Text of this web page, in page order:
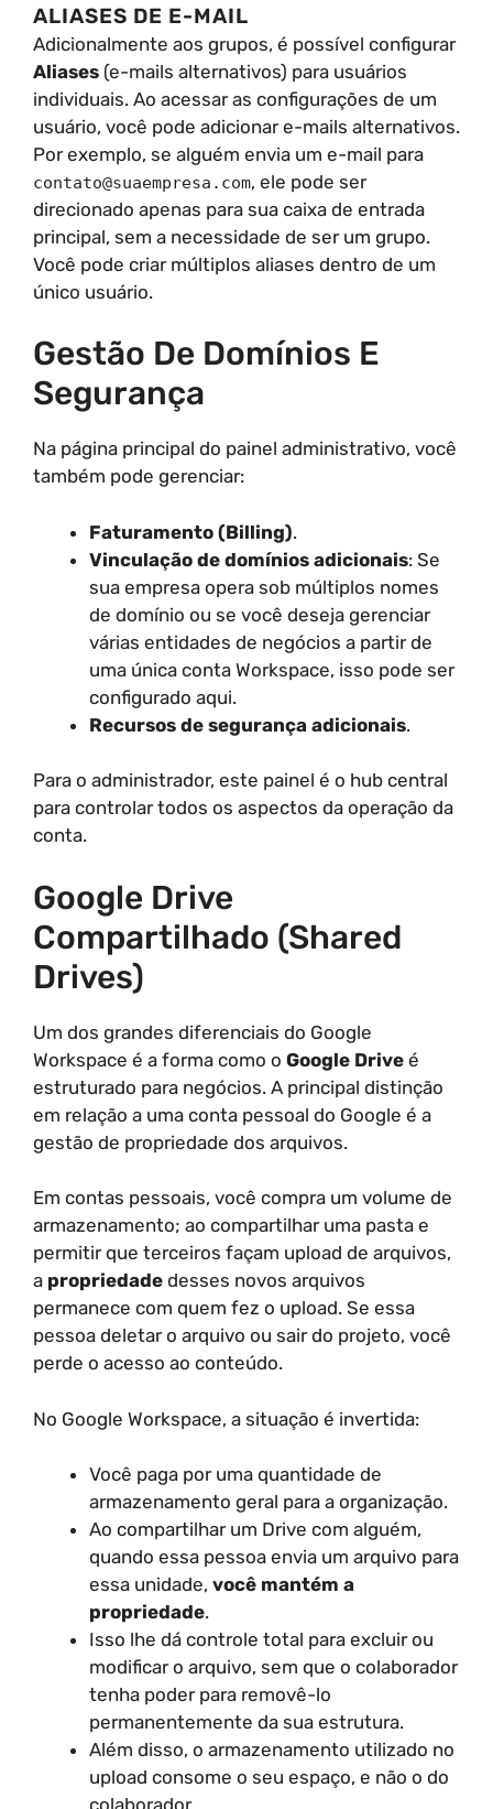
ALIASES DE E-MAIL
Adicionalmente aos grupos, é possível configurar
Aliases (e-mails alternativos) para usuários
individuais. Ao acessar as configurações de um
usuário, você pode adicionar e-mails alternativos.
Por exemplo, se alguém envia um e-mail para
contato@suaempresa.com, ele pode ser
direcionado apenas para sua caixa de entrada
principal, sem a necessidade de ser um grupo.
Você pode criar múltiplos aliases dentro de um
único usuário.
Gestão De Domínios E
Segurança
Na página principal do painel administrativo, você
também pode gerenciar:
Faturamento (Billing).
Vinculação de domínios adicionais: Se
sua empresa opera sob múltiplos nomes
de domínio ou se você deseja gerenciar
várias entidades de negócios a partir de
uma única conta Workspace, isso pode ser
configurado aqui.
Recursos de segurança adicionais.
Para o administrador, este painel é o hub central
para controlar todos os aspectos da operação da
conta.
Google Drive
Compartilhado (Shared
Drives)
Um dos grandes diferenciais do Google
Workspace é a forma como o Google Drive é
estruturado para negócios. A principal distinção
em relação a uma conta pessoal do Google é a
gestão de propriedade dos arquivos.
Em contas pessoais, você compra um volume de
armazenamento; ao compartilhar uma pasta e
permitir que terceiros façam upload de arquivos,
a propriedade desses novos arquivos
permanece com quem fez o upload. Se essa
pessoa deletar o arquivo ou sair do projeto, você
perde o acesso ao conteúdo.
No Google Workspace, a situação é invertida:
Você paga por uma quantidade de
armazenamento geral para a organização.
Ao compartilhar um Drive com alguém,
quando essa pessoa envia um arquivo para
essa unidade, você mantém a
propriedade.
Isso lhe dá controle total para excluir ou
modificar o arquivo, sem que o colaborador
tenha poder para removê-lo
permanentemente da sua estrutura.
Além disso, o armazenamento utilizado no
upload consome o seu espaço, e não o do
colaborador.